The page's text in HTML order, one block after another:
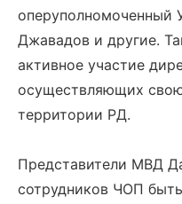
Джавадов и другие.
активное участие
осуществляющих
территории РД.
Представители МВД
сотрудников ЧОП